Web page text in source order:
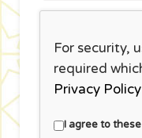
For security,
required
Privacy Policy
I agree to